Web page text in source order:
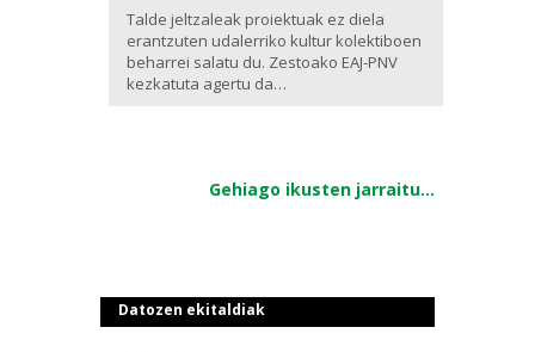
Talde jeltzaleak proiektuak ez diela
erantzuten udalerriko kultur kolektiboen
beharrei salatu du. Zestoako EAJ-PNV
kezkatuta agertu da…
Gehiago ikusten jarraitu...
Datozen ekitaldiak